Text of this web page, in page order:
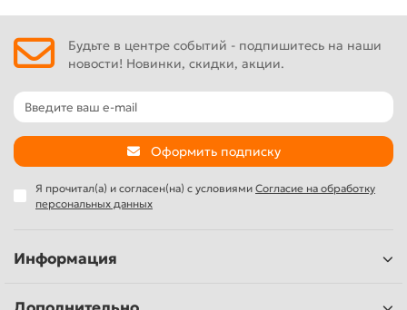
Будьте в центре событий - подпишитесь на наши
новости! Новинки, скидки, акции.
Оформить подписку
Я прочитал(а) и согласен(на) с условиями Согласие на обработку
персональных данных
Информация